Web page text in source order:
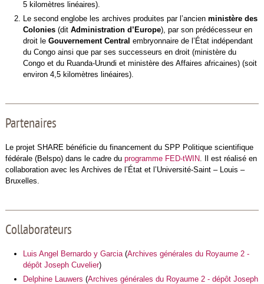
5 kilomètres linéaires).
Le second englobe les archives produites par l’ancien ministère des
Colonies(dit Administration d’Europe), par son prédécesseur en
droit le Gouvernement Central embryonnaire de l’État indépendant
du Congo ainsi que par ses successeurs en droit (ministère du
Congo et du Ruanda-Urundi et ministère des Affaires africaines) (soit
environ 4,5 kilomètres linéaires).
Partenaires
Le projet SHARE bénéficie du financement du SPP Politique scientifique
fédérale (Belspo) dans le cadre du programme FED-tWIN . Il est réalisé en
collaboration avec les Archives de l’État et l’Université-Saint – Louis –
Bruxelles.
Collaborateurs
Luis Angel Bernardo y Garcia(Archives générales du Royaume 2 -
dépôt Joseph Cuvelier)
Delphine Lauwers (Archives générales du Royaume 2 - dépôt Joseph